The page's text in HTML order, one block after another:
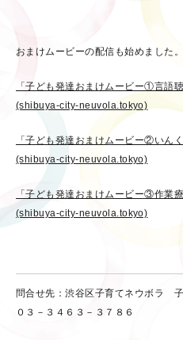
おまけムービーの配信も始めました
「子ども発達おまけムービー①言語
(shibuya-city-neuvola.tokyo)
「子ども発達おまけムービー②いん
(shibuya-city-neuvola.tokyo)
「子ども発達おまけムービー③作業
(shibuya-city-neuvola.tokyo)
問合せ先：渋谷区子育てネウボ
０３－３４６３－３７８６